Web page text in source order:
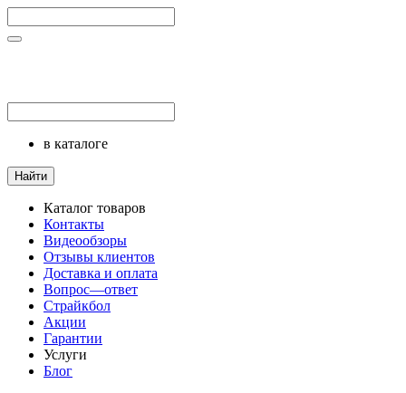
в каталоге
Найти
Каталог товаров
Контакты
Видеообзоры
Отзывы клиентов
Доставка и оплата
Вопрос—ответ
Страйкбол
Акции
Гарантии
Услуги
Блог